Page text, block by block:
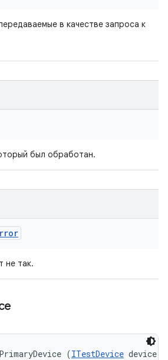
в качестве запроса к
был обработан.
не так.
(ITestDevice device)